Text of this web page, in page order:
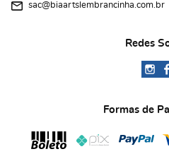
sac@biaartslembrancinha.com.br
Redes
Formas de